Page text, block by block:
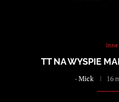
Inne
TT NA WYSPIE
-Mick 16